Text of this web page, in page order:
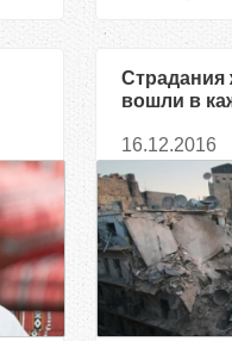
Страдания
вошли в
16.12.2016